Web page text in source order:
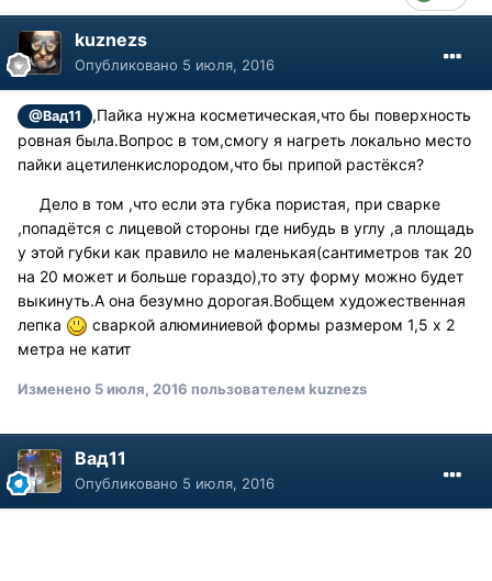
kuznezs
Опубликовано 5 июля, 2016
@Вад11
,Пайка нужна косметическая,что бы поверхность
ровная была.Вопрос в том,смогу я нагреть локально место
пайки ацетиленкислородом,что бы припой растёкся?
Дело в том ,что если эта губка пористая, при сварке
,попадётся с лицевой стороны где нибудь в углу ,а площадь
у этой губки как правило не маленькая(сантиметров так 20
на 20 может и больше гораздо),то эту форму можно будет
выкинуть.А она безумно дорогая.Вобщем художественная
лепка
сваркой алюминиевой формы размером 1,5 х 2
метра не катит
Изменено 5 июля, 2016 пользователем kuznezs
Вад11
Опубликовано 5 июля, 2016